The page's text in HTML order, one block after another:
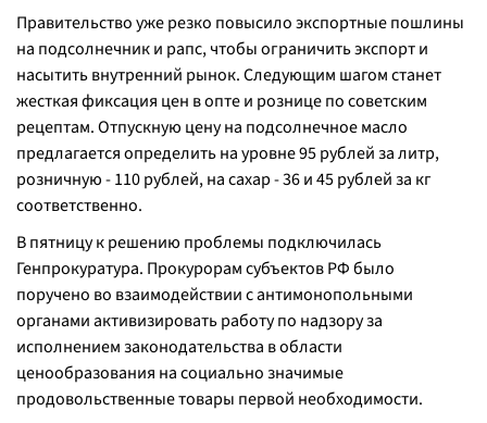
Правительство уже резко повысило экспортные пошлины
на подсолнечник и рапс, чтобы ограничить экспорт и
насытить внутренний рынок. Следующим шагом станет
жесткая фиксация цен в опте и рознице по советским
рецептам. Отпускную цену на подсолнечное масло
предлагается определить на уровне 95 рублей за литр,
розничную - 110 рублей, на сахар - 36 и 45 рублей за кг
соответственно.
В пятницу к решению проблемы подключилась
Генпрокуратура. Прокурорам субъектов РФ было
поручено во взаимодействии с антимонопольными
органами активизировать работу по надзору за
исполнением законодательства в области
ценообразования на социально значимые
продовольственные товары первой необходимости.